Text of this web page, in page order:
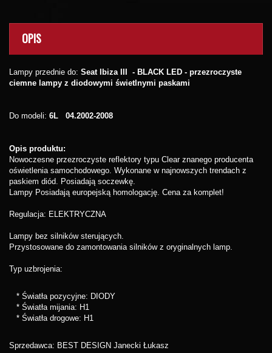
OPIS
Lampy przednie do: Seat Ibiza III - BLACK LED - przezroczyste
ciemne lampy z diodowymi świetlnymi paskami
Do modeli: 6L 04.2002-2008
Opis produktu:
Nowoczesne przezroczyste reflektory typu Clear znanego producenta
oświetlenia samochodowego. Wykonane w najnowszych trendach z
paskiem diód. Posiadają soczewkę.
Lampy Posiadają europejską homologację. Cena za komplet!
Regulacja: ELEKTRYCZNA
Lampy bez silników sterujących.
Przystosowane do zamontowania silników z oryginalnych lamp.
Typ uzbrojenia:
* Światła pozycyjne: DIODY
* Światła mijania: H1
* Światła drogowe: H1
Sprzedawca: BEST DESIGN Janecki Łukasz